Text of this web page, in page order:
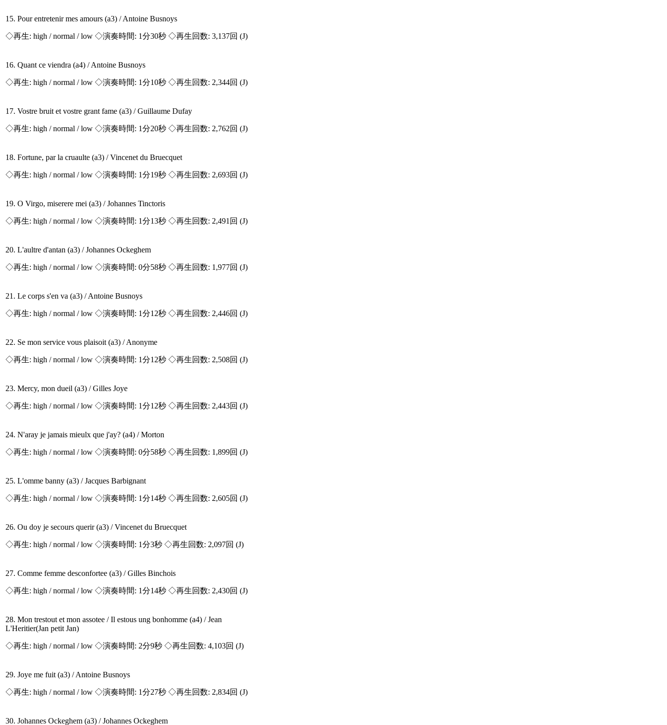
15. Pour entretenir mes amours (a3) / Antoine Busnoys
◇再生: high / normal / low ◇演奏時間: 1分30秒 ◇再生回数: 3,137回 (J)
16. Quant ce viendra (a4) / Antoine Busnoys
◇再生: high / normal / low ◇演奏時間: 1分10秒 ◇再生回数: 2,344回 (J)
17. Vostre bruit et vostre grant fame (a3) / Guillaume Dufay
◇再生: high / normal / low ◇演奏時間: 1分20秒 ◇再生回数: 2,762回 (J)
18. Fortune, par la cruaulte (a3) / Vincenet du Bruecquet
◇再生: high / normal / low ◇演奏時間: 1分19秒 ◇再生回数: 2,693回 (J)
19. O Virgo, miserere mei (a3) / Johannes Tinctoris
◇再生: high / normal / low ◇演奏時間: 1分13秒 ◇再生回数: 2,491回 (J)
20. L'aultre d'antan (a3) / Johannes Ockeghem
◇再生: high / normal / low ◇演奏時間: 0分58秒 ◇再生回数: 1,977回 (J)
21. Le corps s'en va (a3) / Antoine Busnoys
◇再生: high / normal / low ◇演奏時間: 1分12秒 ◇再生回数: 2,446回 (J)
22. Se mon service vous plaisoit (a3) / Anonyme
◇再生: high / normal / low ◇演奏時間: 1分12秒 ◇再生回数: 2,508回 (J)
23. Mercy, mon dueil (a3) / Gilles Joye
◇再生: high / normal / low ◇演奏時間: 1分12秒 ◇再生回数: 2,443回 (J)
24. N'aray je jamais mieulx que j'ay? (a4) / Morton
◇再生: high / normal / low ◇演奏時間: 0分58秒 ◇再生回数: 1,899回 (J)
25. L'omme banny (a3) / Jacques Barbignant
◇再生: high / normal / low ◇演奏時間: 1分14秒 ◇再生回数: 2,605回 (J)
26. Ou doy je secours querir (a3) / Vincenet du Bruecquet
◇再生: high / normal / low ◇演奏時間: 1分3秒 ◇再生回数: 2,097回 (J)
27. Comme femme desconfortee (a3) / Gilles Binchois
◇再生: high / normal / low ◇演奏時間: 1分14秒 ◇再生回数: 2,430回 (J)
28. Mon trestout et mon assotee / Il estous ung bonhomme (a4) / Jean
L'Heritier(Jan petit Jan)
◇再生: high / normal / low ◇演奏時間: 2分9秒 ◇再生回数: 4,103回 (J)
29. Joye me fuit (a3) / Antoine Busnoys
◇再生: high / normal / low ◇演奏時間: 1分27秒 ◇再生回数: 2,834回 (J)
30. Johannes Ockeghem (a3) / Johannes Ockeghem